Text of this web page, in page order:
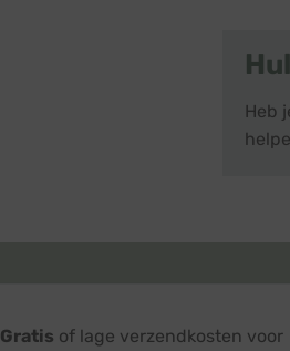
Heb
Gratis of lage verzendkosten voor